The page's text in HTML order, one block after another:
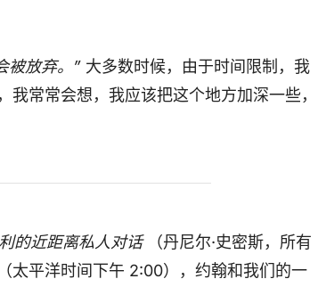
被放弃。” 大多数时候，由于时间限制，我
常常会想，我应该把这个地方加深一些，
的近距离私人对话（丹尼尔·史密斯，所有
太平洋时间下午 2:00），约翰和我们的一